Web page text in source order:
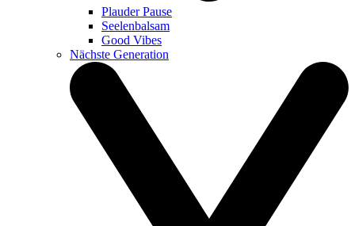
Plauder Pause
Seelenbalsam
Good Vibes
Nächste Generation